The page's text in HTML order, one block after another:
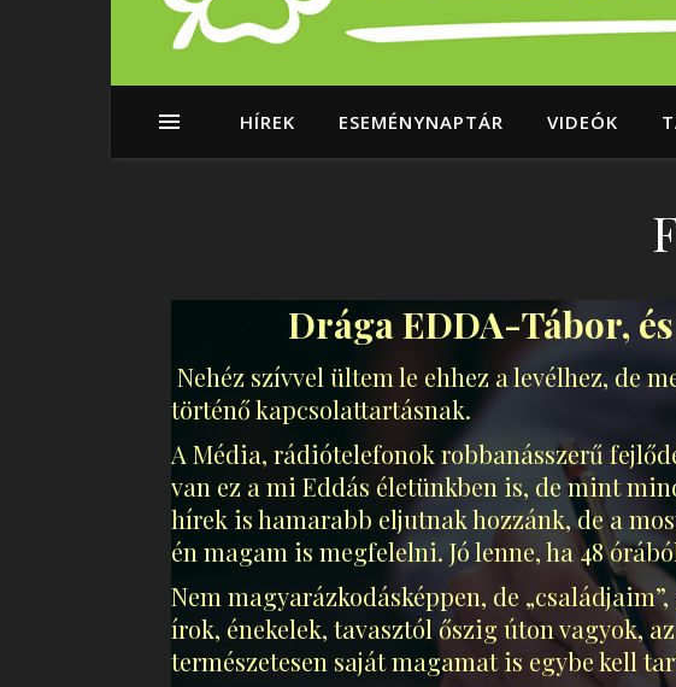
HÍREK ESEMÉNYNAPTÁR VIDEÓK
Drága EDDA-Tábor,
Nehéz szívvel ültem le ehhez a levélhez, de
történő kapcsolattartásnak.
A Média, rádiótelefonok robbanásszerű
van ez a mi Eddás életünkben is, de mint
hírek is hamarabb eljutnak hozzánk, de a
én magam is megfelelni. Jó lenne, ha 48
Nem magyarázkodásképpen, de
írok, énekelek, tavasztól őszig úton vagyok,
természetesen saját magamat is egybe kell